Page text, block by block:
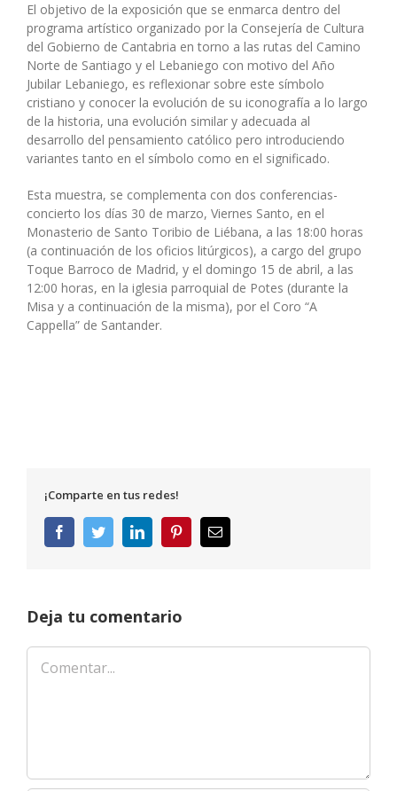
El objetivo de la exposición que se enmarca dentro del
programa artístico organizado por la Consejería de Cultura
del Gobierno de Cantabria en torno a las rutas del Camino
Norte de Santiago y el Lebaniego con motivo del Año
Jubilar Lebaniego, es reflexionar sobre este símbolo
cristiano y conocer la evolución de su iconografía a lo largo
de la historia, una evolución similar y adecuada al
desarrollo del pensamiento católico pero introduciendo
variantes tanto en el símbolo como en el significado.
Esta muestra, se complementa con dos conferencias-
concierto los días 30 de marzo, Viernes Santo, en el
Monasterio de Santo Toribio de Liébana, a las 18:00 horas
(a continuación de los oficios litúrgicos), a cargo del grupo
Toque Barroco de Madrid, y el domingo 15 de abril, a las
12:00 horas, en la iglesia parroquial de Potes (durante la
Misa y a continuación de la misma), por el Coro “A
Cappella” de Santander.
¡Comparte en tus redes!
FacebookTwitterLinkedInPinterestCorreo
electrónico
Deja tu comentario
Comentar